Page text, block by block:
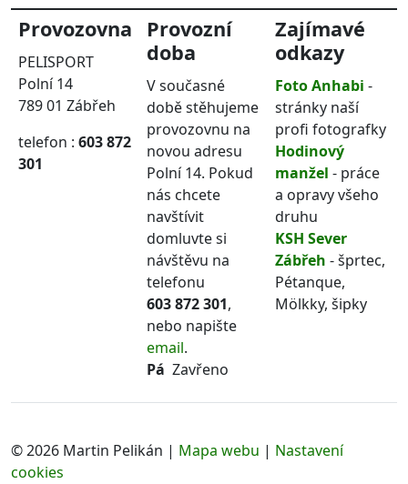
Provozovna
PELISPORT
Polní 14
789 01 Zábřeh
telefon : 603 872
301
Provozní
doba
V současné
době stěhujeme
provozovnu na
novou adresu
Polní 14. Pokud
nás chcete
navštívit
domluvte si
návštěvu na
telefonu
603 872 301,
nebo napište
email.
Pá Zavřeno
Zajímavé
odkazy
Foto Anhabi -
stránky naší
profi fotografky
Hodinový
manžel - práce
a opravy všeho
druhu
KSH Sever
Zábřeh - šprtec,
Pétanque,
Mölkky, šipky
© 2026 Martin Pelikán | Mapa webu | Nastavení
cookies